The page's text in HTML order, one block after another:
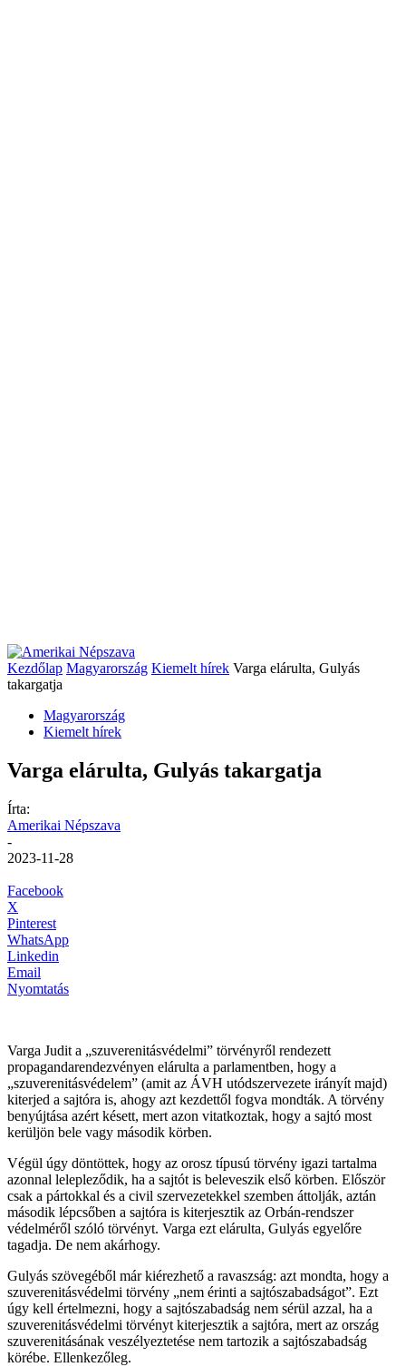
Kezdőlap Magyarország Kiemelt hírek Varga elárulta, Gulyás
takargatja
Magyarország
Kiemelt hírek
Varga elárulta, Gulyás takargatja
Írta:
Amerikai Népszava
-
2023-11-28
Facebook
X
Pinterest
WhatsApp
Linkedin
Email
Nyomtatás
Varga Judit a „szuverenitásvédelmi” törvényről rendezett
propagandarendezvényen elárulta a parlamentben, hogy a
„szuverenitásvédelem” (amit az ÁVH utódszervezete irányít majd)
kiterjed a sajtóra is, ahogy azt kezdettől fogva mondták. A törvény
benyújtása azért késett, mert azon vitatkoztak, hogy a sajtó most
kerüljön bele vagy második körben.
Végül úgy döntöttek, hogy az orosz típusú törvény igazi tartalma
azonnal lelepleződik, ha a sajtót is beleveszik első körben. Először
csak a pártokkal és a civil szervezetekkel szemben áttolják, aztán
második lépcsőben a sajtóra is kiterjesztik az Orbán-rendszer
védelméről szóló törvényt. Varga ezt elárulta, Gulyás egyelőre
tagadja. De nem akárhogy.
Gulyás szövegéből már kiérezhető a ravaszság: azt mondta, hogy a
szuverenitásvédelmi törvény „nem érinti a sajtószabadságot”. Ezt
úgy kell értelmezni, hogy a sajtószabadság nem sérül azzal, ha a
szuverenitásvédelmi törvényt kiterjesztik a sajtóra, mert az ország
szuverenitásának veszélyeztetése nem tartozik a sajtószabadság
körébe. Ellenkezőleg.